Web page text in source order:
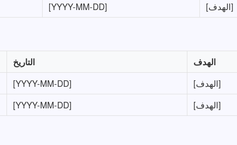
[YYYY-MM-DD] [الهدف]
التاريخ
الهدف
[YYYY-MM-DD]
[الهدف]
[YYYY-MM-DD] [الهدف]